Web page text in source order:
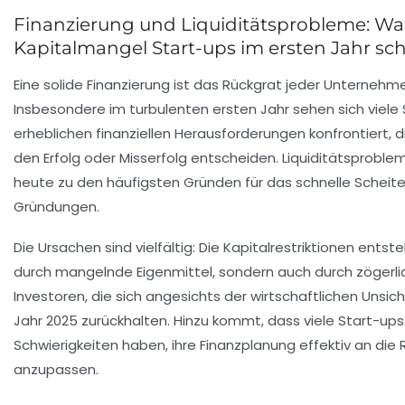
Finanzierung und Liquiditätsprobleme:
Kapitalmangel Start-ups im ersten Jahr
Eine solide Finanzierung ist das Rückgrat jeder
Insbesondere im turbulenten ersten Jahr sehen sich
erheblichen finanziellen Herausforderungen konfrontiert,
den Erfolg oder Misserfolg entscheiden.
heute zu den häufigsten Gründen für das schnelle
Gründungen.
Die Ursachen sind vielfältig: Die Kapitalrestriktionen
durch mangelnde Eigenmittel, sondern auch durch
Investoren, die sich angesichts der wirtschaftlichen
Jahr 2025 zurückhalten. Hinzu kommt, dass viele Start-ups
Schwierigkeiten haben, ihre Finanzplanung effektiv an die
anzupassen.